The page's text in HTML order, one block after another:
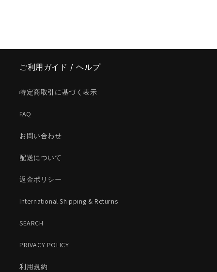
ご利用ガイド / ヘルプ
特定商取引に基づく表示
FAQ
お問い合わせ
配送について
返金ポリシー
International Shipping & Returns
SEARCH
PRIVACY POLICY
利用規約